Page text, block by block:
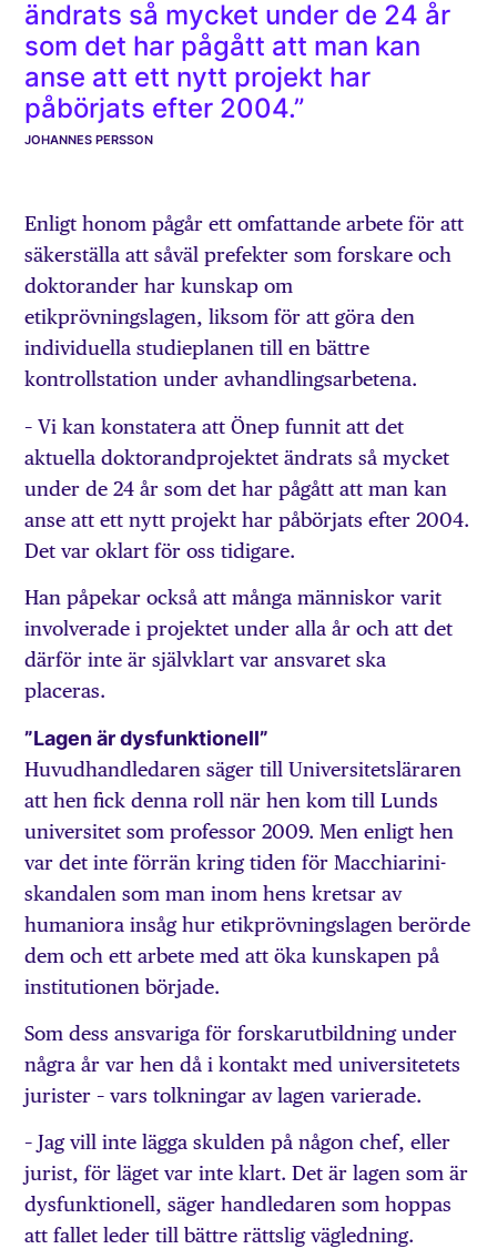
ändrats så mycket under de 24 år
som det har pågått att man kan
anse att ett nytt projekt har
påbörjats efter 2004.”
JOHANNES PERSSON
Enligt honom pågår ett omfattande arbete för att
säkerställa att såväl prefekter som forskare och
doktorander har kunskap om
etikprövningslagen, liksom för att göra den
individuella studieplanen till en bättre
kontrollstation under avhandlingsarbetena.
– Vi kan konstatera att Önep funnit att det
aktuella doktorandprojektet ändrats så mycket
under de 24 år som det har pågått att man kan
anse att ett nytt projekt har påbörjats efter 2004.
Det var oklart för oss tidigare.
Han påpekar också att många människor varit
involverade i projektet under alla år och att det
därför inte är självklart var ansvaret ska
placeras.
”Lagen är dysfunktionell”
Huvudhandledaren säger till Universitetsläraren
att hen fick denna roll när hen kom till Lunds
universitet som professor 2009. Men enligt hen
var det inte förrän kring tiden för Macchiarini-
skandalen som man inom hens kretsar av
humaniora insåg hur etikprövningslagen berörde
dem och ett arbete med att öka kunskapen på
institutionen började.
Som dess ansvariga för forskarutbildning under
några år var hen då i kontakt med universitetets
jurister – vars tolkningar av lagen varierade.
– Jag vill inte lägga skulden på någon chef, eller
jurist, för läget var inte klart. Det är lagen som är
dysfunktionell, säger handledaren som hoppas
att fallet leder till bättre rättslig vägledning.